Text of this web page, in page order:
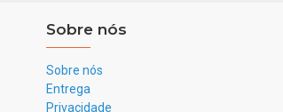
Sobre nós
Sobre nós
Entrega
Privacidade